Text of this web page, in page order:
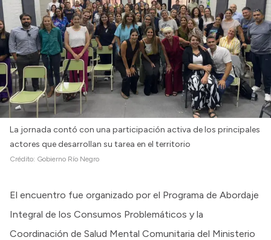
La jornada contó con una participación activa de los principales
actores que desarrollan su tarea en el territorio
Crédito: Gobierno Río Negro
El encuentro fue organizado por el Programa de Abordaje
Integral de los Consumos Problemáticos y la
Coordinación de Salud Mental Comunitaria del Ministerio